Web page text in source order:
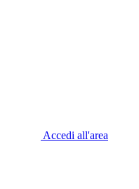
Accedi all'area